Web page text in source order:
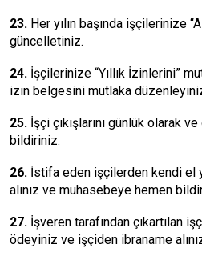
23. Her yılın başında işçilerinize
güncelletiniz.
24. İşçilerinize “Yıllık İzinlerini”
izin belgesini mutlaka
25. İşçi çıkışlarını günlük olarak
bildiriniz.
26. İstifa eden işçilerden kendi el
alınız ve muhasebeye hemen
27. İşveren tarafından çıkartılan
ödeyiniz ve işçiden ibraname